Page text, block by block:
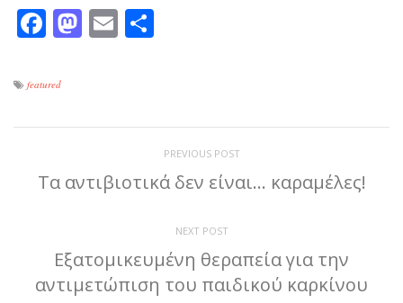
Facebook
Mastodon
Email
featured
PREVIOUS POST
Τα αντιβιοτικά δεν είναι… καραμέλες!
NEXT POST
Εξατομικευμένη θεραπεία για την
αντιμετώπιση του παιδικού καρκίνου